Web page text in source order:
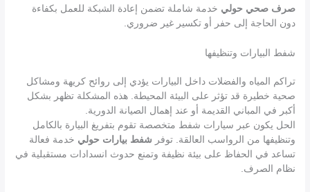
صرف صحي حولي خدمة شاملة تضمن إعادة الشبكة للعمل بكفاءة
دون الحاجة إلى حفر أو تكسير غير ضروري.
شفط البيارات وتنظيفها
تراكم المياه والفضلات داخل البيارات يؤدي إلى روائح كريهة ومشاكل
صحية خطيرة قد تؤثر على البيئة المحيطة. هذه المشكلة تظهر بشكل
أكبر في المباني القديمة أو عند إهمال الصيانة الدورية.
الحل يكون عبر سيارات شفط متخصصة تقوم بتفريغ البيارة بالكامل
وتنظيفها من الرواسب العالقة. توفر شفط بيارات حولي خدمة فعالة
تساعد في الحفاظ على بيئة نظيفة وتمنع حدوث انسدادات مستقبلية في
نظام الصرف.